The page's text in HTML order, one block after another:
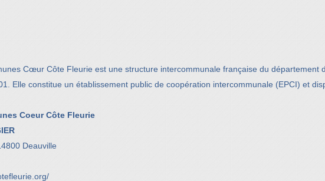
Cœur Côte Fleurie est une structure intercommunale française du département
Elle constitue un établissement public de coopération intercommunale (EPCI) et
Coeur Côte Fleurie
Deauville